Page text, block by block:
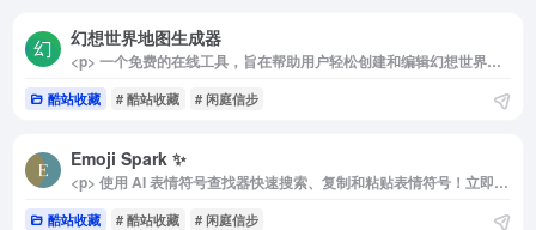
幻想世界地图生成器
<p> 一个免费的在线工具，旨在帮助用户轻松创建和编辑幻想世界地图。 </p>
酷站收藏 # 酷站收藏 # 闲庭信步
Emoji Spark ✨
<p> 使用 AI 表情符号查找器快速搜索、复制和粘贴表情符号！立即为任何消息找到完美的表情符号。发现表情符号的含义并增强你的消息。 </p>
酷站收藏 # 酷站收藏 # 闲庭信步